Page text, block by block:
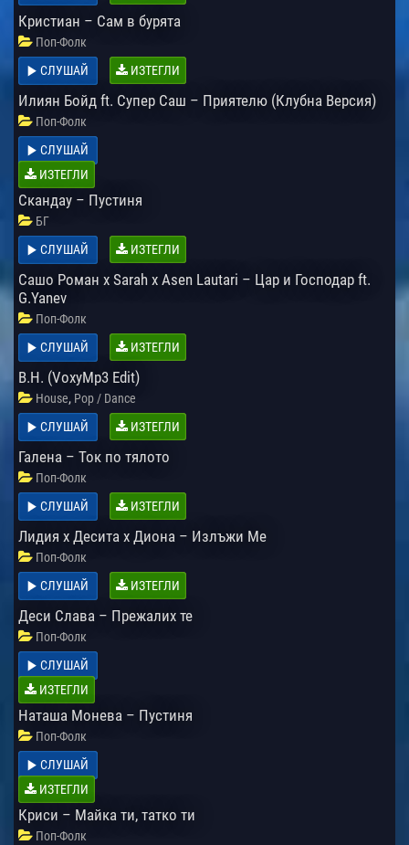
Кристиан – Сам в бурята
Поп-Фолк
СЛУШАЙ
ИЗТЕГЛИ
Илиян Бойд ft. Супер Саш – Приятелю (Клубна Версия)
Поп-Фолк
СЛУШАЙ
ИЗТЕГЛИ
Скандау – Пустиня
БГ
СЛУШАЙ
ИЗТЕГЛИ
Сашо Роман x Sarah x Asen Lautari – Цар и Господар ft.
G.Yanev
Поп-Фолк
СЛУШАЙ
ИЗТЕГЛИ
B.H. (VoxyMp3 Edit)
House, Pop / Dance
СЛУШАЙ
ИЗТЕГЛИ
Галена – Ток по тялото
Поп-Фолк
СЛУШАЙ
ИЗТЕГЛИ
Лидия х Десита х Диона – Излъжи Ме
Поп-Фолк
СЛУШАЙ
ИЗТЕГЛИ
Деси Слава – Прежалих те
Поп-Фолк
СЛУШАЙ
ИЗТЕГЛИ
Наташа Монева – Пустиня
Поп-Фолк
СЛУШАЙ
ИЗТЕГЛИ
Криси – Майка ти, татко ти
Поп-Фолк